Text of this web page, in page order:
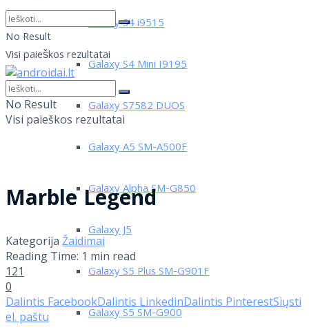
Galaxy S4 i9515
Galaxy S4 Mini I9195
Galaxy S7582 DUOS
Galaxy A5 SM-A500F
Galaxy Alpha SM-G850
Galaxy J5
Galaxy S5 Plus SM-G901F
Galaxy S5 SM-G900
No Result
Visi paieškos rezultatai
No Result
Visi paieškos rezultatai
Marble Legend
Kategorija Žaidimai
Reading Time: 1 min read
121
0
Dalintis FacebookDalintis LinkedinDalintis PinterestSiųsti
el. paštu